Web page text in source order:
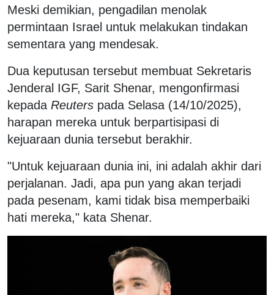
Meski demikian, pengadilan menolak
permintaan Israel untuk melakukan tindakan
sementara yang mendesak.
Dua keputusan tersebut membuat Sekretaris
Jenderal IGF, Sarit Shenar, mengonfirmasi
kepada Reuters pada Selasa (14/10/2025),
harapan mereka untuk berpartisipasi di
kejuaraan dunia tersebut berakhir.
"Untuk kejuaraan dunia ini, ini adalah akhir dari
perjalanan. Jadi, apa pun yang akan terjadi
pada pesenam, kami tidak bisa memperbaiki
hati mereka," kata Shenar.